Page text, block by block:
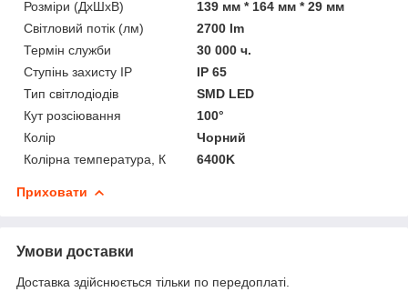
Розміри (ДхШхВ)
139 мм * 164 мм * 29 мм
Світловий потік (лм)
2700 lm
Термін служби
30 000 ч.
Ступінь захисту IP
IP 65
Тип світлодіодів
SMD LED
Кут розсіювання
100°
Колір
Чорний
Колірна температура, К
6400K
Приховати
Умови доставки
Доставка здійснюється тільки по передоплаті.